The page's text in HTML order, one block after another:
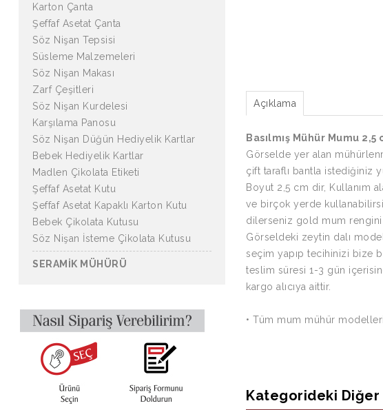
Karton Çanta
Şeffaf Asetat Çanta
Söz Nişan Tepsisi
Süsleme Malzemeleri
Söz Nişan Makası
Zarf Çeşitleri
Söz Nişan Kurdelesi
Karşılama Panosu
Söz Nişan Düğün Hediyelik Kartlar
Bebek Hediyelik Kartlar
Madlen Çikolata Etiketi
Şeffaf Asetat Kutu
Şeffaf Asetat Kapaklı Karton Kutu
Bebek Çikolata Kutusu
Söz Nişan İsteme Çikolata Kutusu
SERAMİK MÜHÜRÜ
Açıklama
Basılmış Mühür Mumu 2,5
Görselde yer alan
çift taraflı bantla istediğiniz
Boyut 2,5 cm dir, Kullanım
ve birçok yerde
dilerseniz gold mum
Görseldeki zeytin dalı
seçim yapıp tecihinizi bize
teslim süresi 1-3 gün
kargo alıcıya aittir.
• Tüm mum mühür
Kategorideki Diğer